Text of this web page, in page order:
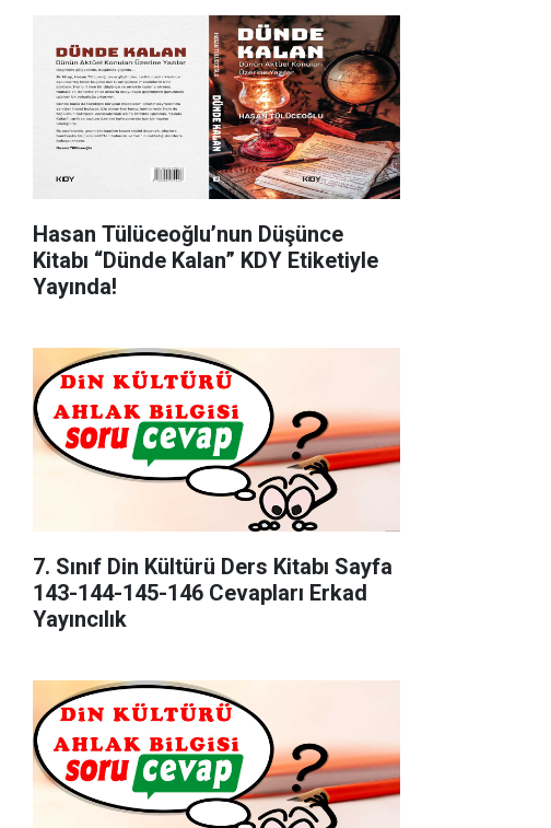
Hasan Tülüceoğlu’nun Düşünce
Kitabı “Dünde Kalan” KDY Etiketiyle
Yayında!
7. Sınıf Din Kültürü Ders Kitabı Sayfa
143-144-145-146 Cevapları Erkad
Yayıncılık